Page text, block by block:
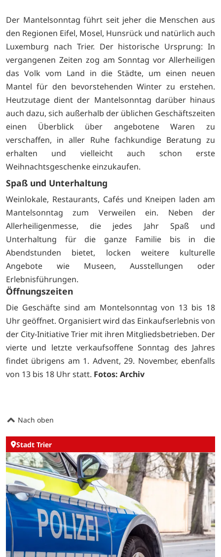
Der Mantelsonntag führt seit jeher die Menschen aus
den Regionen Eifel, Mosel, Hunsrück und natürlich auch
Luxemburg nach Trier. Der historische Ursprung: In
vergangenen Zeiten zog am Sonntag vor Allerheiligen
das Volk vom Land in die Städte, um einen neuen
Mantel für den bevorstehenden Winter zu erstehen.
Heutzutage dient der Mantelsonntag darüber hinaus
auch dazu, sich außerhalb der üblichen Geschäftszeiten
einen Überblick über angebotene Waren zu
verschaffen, in aller Ruhe fachkundige Beratung zu
erhalten und vielleicht auch schon erste
Weihnachtsgeschenke einzukaufen.
Spaß und Unterhaltung
Weinlokale, Restaurants, Cafés und Kneipen laden am
Mantelsonntag zum Verweilen ein. Neben der
Allerheiligenmesse, die jedes Jahr Spaß und
Unterhaltung für die ganze Familie bis in die
Abendstunden bietet, locken weitere kulturelle
Angebote wie Museen, Ausstellungen oder
Erlebnisführungen.
Öffnungszeiten
Die Geschäfte sind am Montelsonntag von 13 bis 18
Uhr geöffnet. Organisiert wird das Einkaufserlebnis von
der City-Initiative Trier mit ihren Mitgliedsbetrieben. Der
vierte und letzte verkaufsoffene Sonntag des Jahres
findet übrigens am 1. Advent, 29. November, ebenfalls
von 13 bis 18 Uhr statt. Fotos: Archiv
Nach oben
Stadt Trier